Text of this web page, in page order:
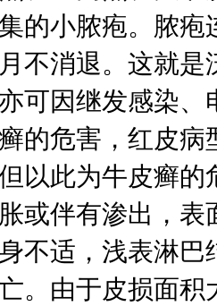
的小脓疱。脓
不消退。这就
可因继发感染
危害，红皮病
以此为牛皮癣
或伴有渗出，
不适，浅表淋
。由于皮损面